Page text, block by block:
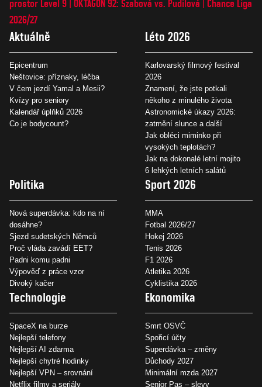
prostor Level 9 OKTAGON 92: Szabová vs. Pudilová
Chance Liga
2026/27
Aktuálně
Epicentrum
Neštovice: příznaky, léčba
V čem jezdí Yamal a Mesii?
Kvízy pro seniory
Kalendář úplňků 2026
Co je bodycount?
Léto 2026
Karlovarský filmový festival
2026
Znamení, že jste potkali
někoho z minulého života
Astronomické úkazy 2026:
zatmění slunce a další
Jak obléci miminko při
vysokých teplotách?
Jak na dokonalé letní mojito
6 lehkých letních salátů
Politika
Nová superdávka: kdo na ní
dosáhne?
Sjezd sudetských Němců
Proč vláda zavádí EET?
Padni komu padni
Výpověď z práce vzor
Divoký kačer
Sport 2026
MMA
Fotbal 2026/27
Hokej 2026
Tenis 2026
F1 2026
Atletika 2026
Cyklistika 2026
Technologie
SpaceX na burze
Nejlepší telefony
Nejlepší AI zdarma
Nejlepší chytré hodinky
Nejlepší VPN – srovnání
Netflix filmy a seriály
Ekonomika
Smrt OSVČ
Spořicí účty
Superdávka – změny
Důchody 2027
Minimální mzda 2027
Senior Pas – slevy